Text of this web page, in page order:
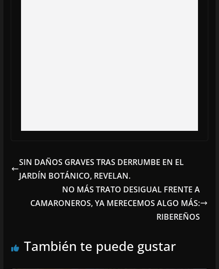
SIN DAÑOS GRAVES TRAS DERRUMBE EN EL
JARDÍN BOTÁNICO, REVELAN.
NO MÁS TRATO DESIGUAL FRENTE A
CAMARONEROS, YA MERECEMOS ALGO MÁS:
RIBEREÑOS
También te puede gustar